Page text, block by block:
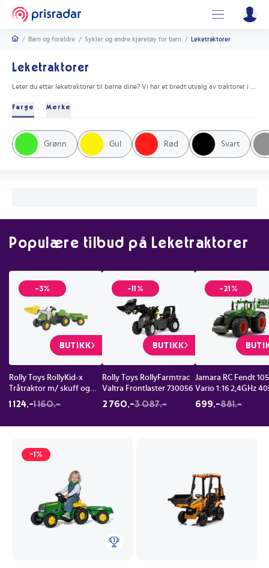
/ Barn og foreldre / Sykler og andre kjøretøy for barn / Leketraktorer
Leketraktorer
Farge Merke
Grønn Gul Rød Svart
Rolly Toys
Pegpérego
Peg Perego
Rollytoys
Azeno
Bruder
Lgg
Smoby
Populære tilbud på Leketraktorer
-3%
BUTIKK
Rolly Toys RollyKid-x
Tråtraktor m/ skuff og
henger Grønn
1 124,-1 160,-
-11%
BUTIKK
Rolly Toys RollyFarmtrac
Valtra Frontlaster 730056
2 760,-3 087,-
-21%
Jamara RC Fendt
Vario 1:16 2,4GHz
699,-881,-
-1%